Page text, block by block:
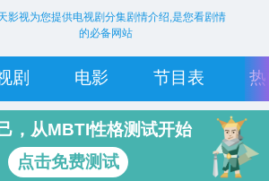
影视为您提供电视剧分集剧情介绍,是您看剧情
的必备网站
剧 电影 节目表
，从MBTI性格测试开始
点击免费测试